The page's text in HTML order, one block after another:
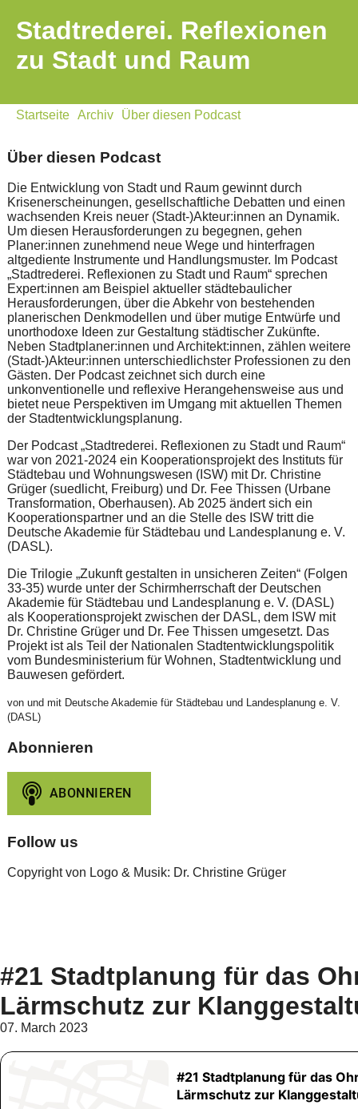
Stadtrederei. Reflexionen
zu Stadt und Raum
Startseite Archiv Über diesen Podcast
Über diesen Podcast
Die Entwicklung von Stadt und Raum gewinnt durch
Krisenerscheinungen, gesellschaftliche Debatten und einen
wachsenden Kreis neuer (Stadt-)Akteur:innen an Dynamik.
Um diesen Herausforderungen zu begegnen, gehen
Planer:innen zunehmend neue Wege und hinterfragen
altgediente Instrumente und Handlungsmuster. Im Podcast
„Stadtrederei. Reflexionen zu Stadt und Raum“ sprechen
Expert:innen am Beispiel aktueller städtebaulicher
Herausforderungen, über die Abkehr von bestehenden
planerischen Denkmodellen und über mutige Entwürfe und
unorthodoxe Ideen zur Gestaltung städtischer Zukünfte.
Neben Stadtplaner:innen und Architekt:innen, zählen weitere
(Stadt-)Akteur:innen unterschiedlichster Professionen zu den
Gästen. Der Podcast zeichnet sich durch eine
unkonventionelle und reflexive Herangehensweise aus und
bietet neue Perspektiven im Umgang mit aktuellen Themen
der Stadtentwicklungsplanung.
Der Podcast „Stadtrederei. Reflexionen zu Stadt und Raum“
war von 2021-2024 ein Kooperationsprojekt des Instituts für
Städtebau und Wohnungswesen (ISW) mit Dr. Christine
Grüger (suedlicht, Freiburg) und Dr. Fee Thissen (Urbane
Transformation, Oberhausen). Ab 2025 ändert sich ein
Kooperationspartner und an die Stelle des ISW tritt die
Deutsche Akademie für Städtebau und Landesplanung e. V.
(DASL).
Die Trilogie „Zukunft gestalten in unsicheren Zeiten“ (Folgen
33-35) wurde unter der Schirmherrschaft der Deutschen
Akademie für Städtebau und Landesplanung e. V. (DASL)
als Kooperationsprojekt zwischen der DASL, dem ISW mit
Dr. Christine Grüger und Dr. Fee Thissen umgesetzt. Das
Projekt ist als Teil der Nationalen Stadtentwicklungspolitik
vom Bundesministerium für Wohnen, Stadtentwicklung und
Bauwesen gefördert.
von und mit Deutsche Akademie für Städtebau und Landesplanung e. V.
(DASL)
Abonnieren
Follow us
Copyright von Logo & Musik: Dr. Christine Grüger
#21 Stadtplanung für das
Lärmschutz zur
07. March 2023